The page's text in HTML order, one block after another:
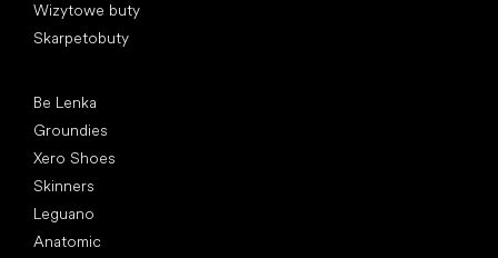
Wizytowe buty
Skarpetobuty
Be Lenka
Groundies
Xero Shoes
Skinners
Leguano
Anatomic